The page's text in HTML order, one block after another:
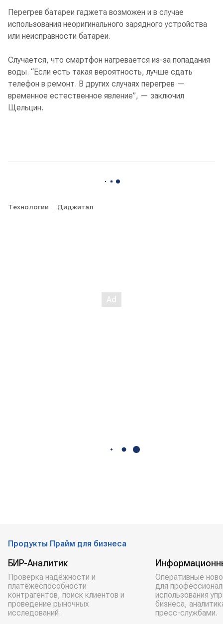
Перегрев батареи гаджета возможен и в случае
использования неоригинального зарядного устройства
или неисправности батареи.
Случается, что смартфон нагревается из-за попадания
воды. “Если есть такая вероятность, лучше сдать
телефон в ремонт. В других случаях перегрев —
временное естественное явление”, — заключил
Щельцин.
Технологии Диджитал
Продукты Прайм для бизнеса
БИР-Аналитик
Проверка надёжности и
платёжеспособности
контрагентов, поиск клиентов и
проведение рыночных
исследований.
Оперативные
для
использования
бизнеса,
пресс-службами.